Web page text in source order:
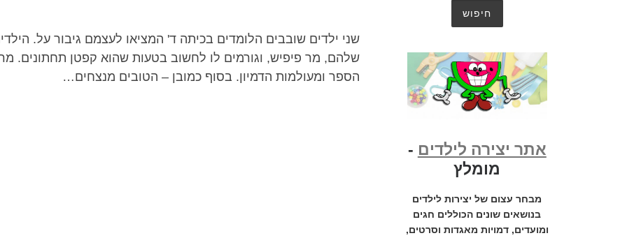
שני ילדים שובבים הלומדים בכיתה ד' המציאו לעצמם גיבור על.
שלהם, מר פיפיש, וגורמים לו לחשוב בטעות שהוא קפטן תחתונים.
הספר ומעולמות הדמיון. בסוף כמובן – הטובים מנצחים…
אתר יצירה לילדים -
מומלץ
מבחר עצום של יצירות לילדים
בנושאים שונים הכוללים חגים
ומועדים, דמויות מאגדות וסרטים,